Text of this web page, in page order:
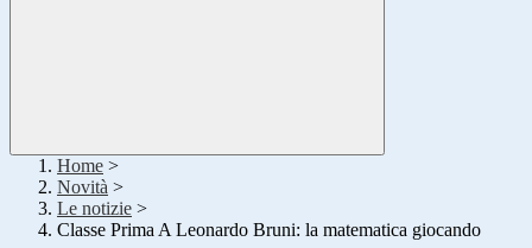
Home >
Novità >
Le notizie >
Classe Prima A Leonardo Bruni: la matematica giocando